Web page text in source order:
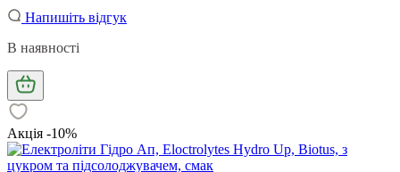
Напишіть відгук
В наявності
Акція -10%